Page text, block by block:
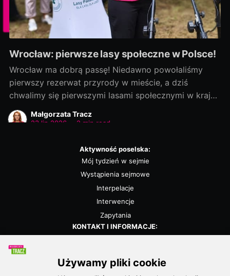
Wrocław: pierwsze lasy społeczne w Polsce!
Wrocław ma dobrą passę! Niedawno powołaliśmy
pierwszy rezerwat przyrody w mieście, a dziś
chwalimy się pierwszymi lasami społecznymi w kraju!
Rozmowy zaczęliśmy jako ostatni, a efekty
dowozimy jako pierwsi! Było to możliwe, bo nie
otwarte na dialog i kompromis — a to wszystko dla
Małgorzata Tracz
23 lip 2026 2 min read
Aktywność poselska:
Mój tydzień w sejmie
Wystąpienia sejmowe
Interpelacje
Interwencje
Zapytania
KONTAKT I INFORMACJE:
Polityka prywatności